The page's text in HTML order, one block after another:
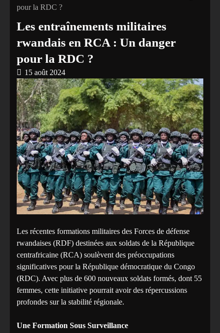
pour la RDC ?
Les entraînements militaires
rwandais en RCA : Un danger
pour la RDC ?
15 août 2024
Les récentes formations militaires des Forces de défense
rwandaises (RDF) destinées aux soldats de la République
centrafricaine (RCA) soulèvent des préoccupations
significatives pour la République démocratique du Congo
(RDC). Avec plus de 600 nouveaux soldats formés, dont 55
femmes, cette initiative pourrait avoir des répercussions
profondes sur la stabilité régionale.
Une Formation Sous Surveillance